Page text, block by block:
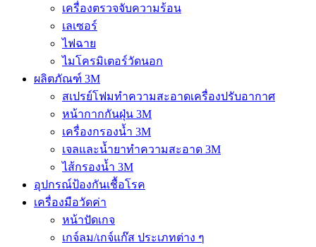
เครื่องตรวจจับความร้อน
เลเซอร์
ไฟฉาย
ไมโครมิเตอร์วัดนอก
ผลิตภัณฑ์ 3M
สเปรย์โฟมทำความสะอาดเครื่องปรับอากาศ
หน้ากากกันฝุ่น 3M
เครื่องกรองน้ำ 3M
เจลและน้ำยาทำความสะอาด 3M
ไส้กรองน้ำ 3M
อุปกรณ์ป้องกันเชื้อโรค
เครื่องมือวัดค่า
หน้าปัดเกจ
เกจ์ลม/เกจ์แก๊ส ประเภทต่าง ๆ